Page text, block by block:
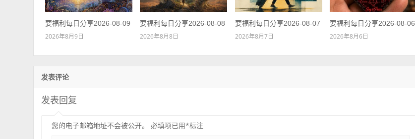
要福利每日分享2026-08-09
2026年8月9日
要福利每日分享2026-08-08
2026年8月8日
要福利每日分享2026-08-07
2026年8月7日
要福利每日分享2026-08-06
2026年8月6日
发表评论
发表回复
您的电子邮箱地址不会被公开。 必填项已用*标注